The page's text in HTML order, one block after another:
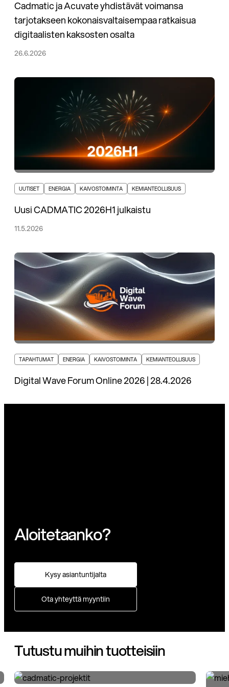
Cadmatic ja Acuvate yhdistävät voimansa
tarjotakseen kokonaisvaltaisempaa ratkaisua
digitaalisten kaksosten osalta
26.6.2026
UUTISET ENERGIA KAIVOSTOIMINTA KEMIANTEOLLISUUS
Uusi CADMATIC 2026H1 julkaistu
11.5.2026
TAPAHTUMAT ENERGIA KAIVOSTOIMINTA KEMIANTEOLLISUUS
Digital Wave Forum Online 2026 | 28.4.2026
Aloitetaanko?
Kysy asiantuntijalta
Ota yhteyttä myyntiin
Tutustu muihin tuotteisiin